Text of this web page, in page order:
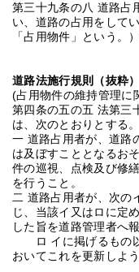
第三十九条の八 道路占
い、道路の占用をして
「占用物件」という。
道路法施行規則（抜粋）
(占用物件の維持管理に
第四条の五の五 法第三
は、次のとおりとする。
一 道路占用者が、道路
は及ぼすこととなるお
件の巡視、点検及び修
を行うこと。
二 道路占用者が、次の
じ、当該イ又はロに定
した旨を道路管理者へ
ロ イに掲げるもの以
おいてこれを更新しよ